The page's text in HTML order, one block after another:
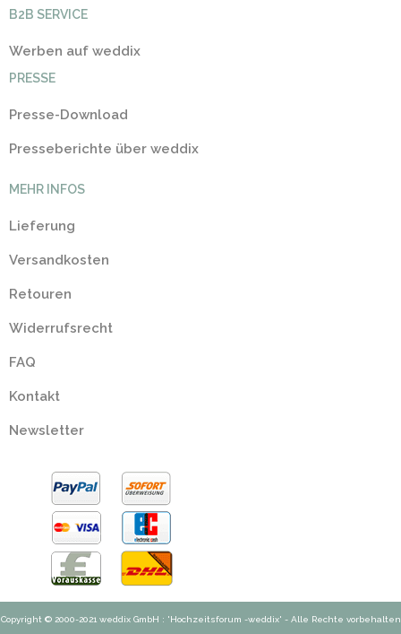
B2B SERVICE
Werben auf weddix
PRESSE
Presse-Download
Presseberichte über weddix
MEHR INFOS
Lieferung
Versandkosten
Retouren
Widerrufsrecht
FAQ
Kontakt
Newsletter
Copyright © 2000-2021 weddix GmbH : 'Hochzeitsforum -weddix' - Alle Rechte vorbehalten